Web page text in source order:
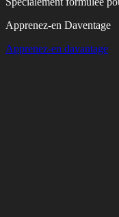
Apprenez-en Daventage
Apprenez-en davantage